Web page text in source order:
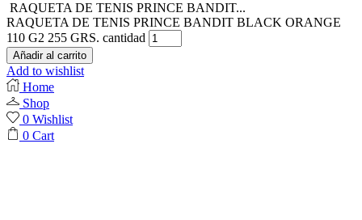
RAQUETA DE TENIS PRINCE BANDIT...
RAQUETA DE TENIS PRINCE BANDIT BLACK ORANGE
110 G2 255 GRS. cantidad
Añadir al carrito
Add to wishlist
Home
Shop
0 Wishlist
0 Cart